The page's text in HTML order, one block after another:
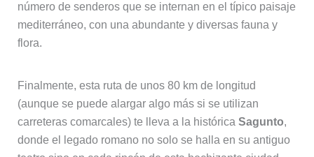
número de senderos que se internan en el típico paisaje
mediterráneo, con una abundante y diversas fauna y
flora.
Finalmente, esta ruta de unos 80 km de longitud
(aunque se puede alargar algo más si se utilizan
carreteras comarcales) te lleva a la histórica Sagunto,
donde el legado romano no solo se halla en su antiguo